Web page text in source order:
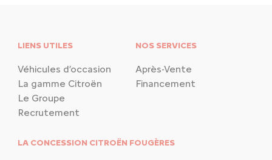
LIENS UTILES
Véhicules d’occasion
La gamme Citroën
Le Groupe
Recrutement
NOS SERVICES
Après-Vente
Financement
LA CONCESSION CITROËN FOUGÈRES